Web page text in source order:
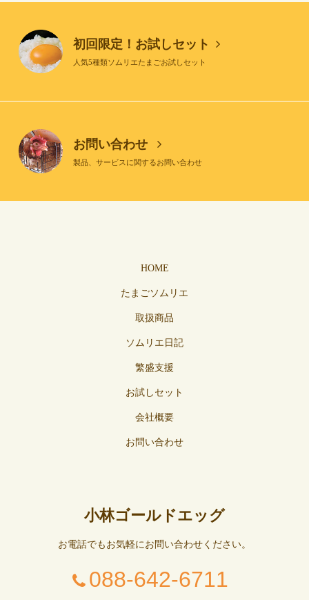
初回限定！お試しセット
人気5種類ソムリエたまごお試しセット
お問い合わせ
製品、サービスに関するお問い合わせ
HOME
たまごソムリエ
取扱商品
ソムリエ日記
繁盛支援
お試しセット
会社概要
お問い合わせ
小林ゴールドエッグ
お電話でもお気軽にお問い合わせください。
088-642-6711